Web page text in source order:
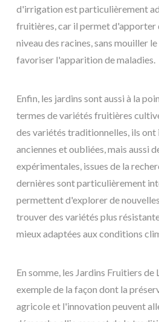
d'irrigation est particulièrement
fruitières, car il permet d'apporter
niveau des racines, sans mouiller
favoriser l'apparition de maladies.
Enfin, les jardins sont aussi à la
termes de variétés fruitières
des variétés traditionnelles, ils ont
anciennes et oubliées, mais aussi
expérimentales, issues de la
dernières sont particulièrement
permettent d'explorer de
trouver des variétés plus
mieux adaptées aux conditions
En somme, les Jardins Fruitiers de
exemple de la façon dont la
agricole et l'innovation peuvent